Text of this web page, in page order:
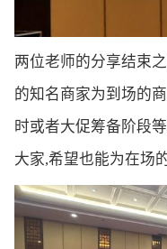
两位老师的分享结束
的知名商家为到场的
时或者大促筹备阶段
大家,希望也能为在场